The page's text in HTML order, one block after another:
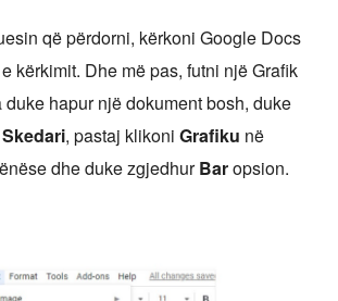
që përdorni, kërkoni Google Docs
kërkimit. Dhe më pas, futni një Grafik
duke hapur një dokument bosh, duke
Skedari, pastaj klikoni Grafiku në
dhe duke zgjedhurBaropsion.